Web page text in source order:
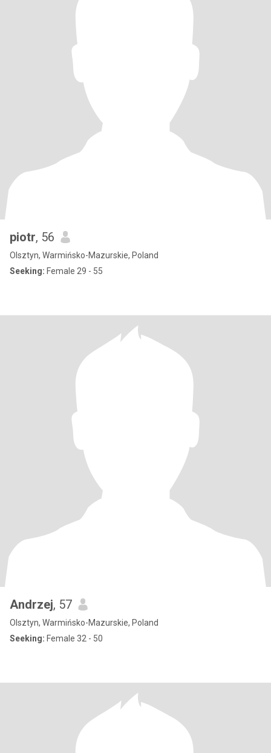
piotr, 56
Olsztyn, Warmińsko-Mazurskie, Poland
Seeking: Female 29 - 55
Andrzej, 57
Olsztyn, Warmińsko-Mazurskie, Poland
Seeking: Female 32 - 50